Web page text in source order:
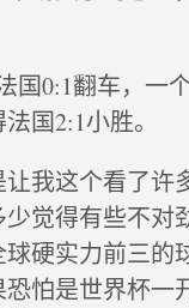
国0:1翻车，一
国2:1小胜。
我这个看了许
觉得有些不对
硬实力前三的
怕是世界杯一